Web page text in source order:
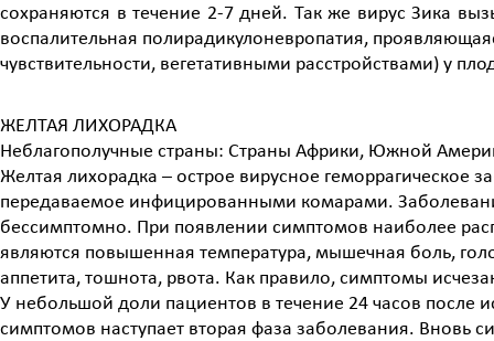
сохраняются в течение 2-7 дней. Так же вирус Зика
воспалительная полирадикулоневропатия,
чувствительности, вегетативными расстройствами) у
ЖЕЛТАЯ ЛИХОРАДКА
Неблагополучные страны: Страны Африки, Южной
Желтая лихорадка – острое вирусное геморрагическое
передаваемое инфицированными комарами.
бессимптомно. При появлении симптомов наиболее
являются повышенная температура, мышечная боль,
аппетита, тошнота, рвота. Как правило, симптомы
У небольшой доли пациентов в течение 24 часов после
симптомов наступает вторая фаза заболевания. Вновь